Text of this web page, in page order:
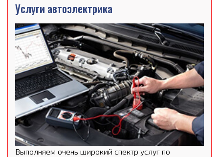
Услуги автоэлектрика
Выполняем очень широкий спектр услуг по